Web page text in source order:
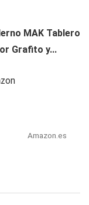
MAK Tablero
Grafito y...
Amazon.es